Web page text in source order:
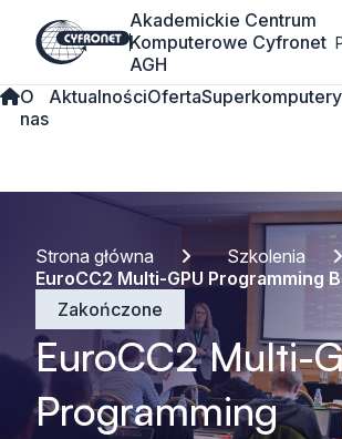
Akademickie Centrum
Komputerowe Cyfronet
AGH
O
nas
AktualnościOfertaSuperkomputery
Strona główna
Szkolenia
EuroCC2 Multi-GPU Programming
Zakończone
EuroCC2 Multi-
Programming